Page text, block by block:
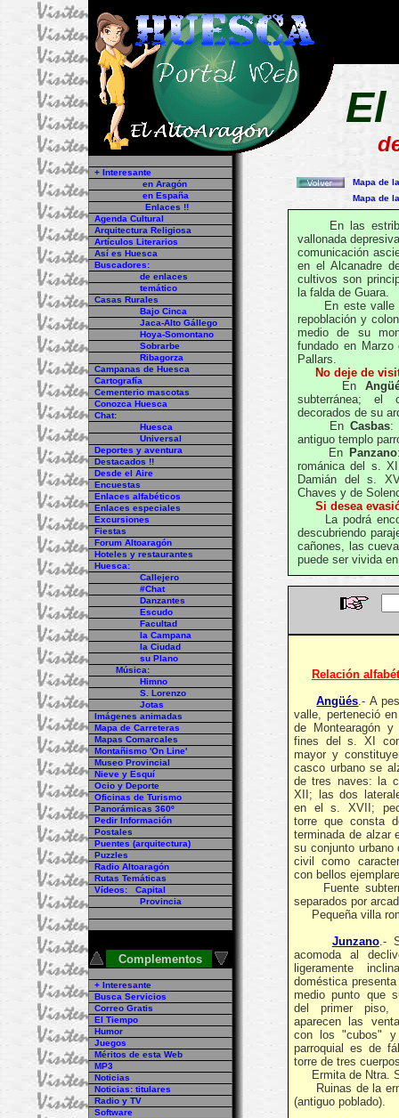
En Huesca ...
+ Interesante
en Aragón
en España
Enlaces !!
Agenda Cultural
Arquitectura Religiosa
Artículos Literarios
Así es Huesca
Buscadores:
de enlaces
temático
Casas Rurales
Bajo Cinca
Jaca-Alto Gállego
Hoya-Somontano
Sobrarbe
Ribagorza
Campanas de Huesca
Cartografía
Cementerio mascotas
Conozca Huesca
Chat:
Huesca
Universal
Deportes y aventura
Destacados !!
Desde el Aire
Encuestas
Enlaces alfabéticos
Enlaces especiales
Excursiones
Fiestas
Forum Altoaragón
Hoteles y restaurantes
Huesca:
Callejero
#Chat
Danzantes
Escudo
Facultad
la Campana
la Ciudad
su Plano
Música:
Himno
S. Lorenzo
Jotas
Imágenes animadas
Mapa de Carreteras
Mapas Comarcales
Montañismo 'On Line'
Museo Provincial
Nieve y Esquí
Ocio y Deporte
Oficinas de Turismo
Panorámicas 360º
Pedir Información
Postales
Puentes (arquitectura)
Puzzles
Radio Altoaragón
Rutas Temáticas
Vídeos: Capital
Provincia
Complementos
+ Interesante
Busca Servicios
Correo Gratis
El Tiempo
Humor
Juegos
Méritos de esta Web
MP3
Noticias
Noticias: titulares
Radio y TV
Software
El
Mapa de
Mapa de
En las
vallonada
comunicación
en el Alcanadre
cultivos son
la falda de Guara.
En este valle
repoblación y
medio de su
fundado en
Pallars.
No deje de
En
subterránea; el
decorados de su
En Casbas:
antiguo templo
En Panzano
románica del s.
Damián del s.
Chaves y de
Si desea
La podrá
descubriendo
cañones, las
puede ser vivida
Relación
Angüés.- A
valle, perteneció
de Montearagón
fines del s. XI
mayor y
casco urbano se
de tres naves: la
XII; las dos
en el s. XVII;
torre que consta
terminada de alzar
su conjunto urbano
civil como
con bellos
Fuente
separados por
Pequeña villa
Junzano.-
acomoda al
ligeramente
doméstica
medio punto que
del primer
aparecen las
con los "cubos" y
parroquial es de
torre de tres
Ermita de Ntra.
Ruinas de la
(antiguo poblado).